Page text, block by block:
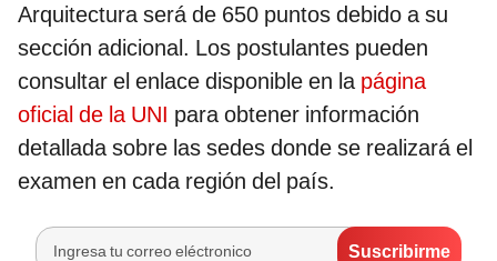
Arquitectura será de 650 puntos debido a su
sección adicional. Los postulantes pueden
consultar el enlace disponible en la página
oficial de la UNI para obtener información
detallada sobre las sedes donde se realizará el
examen en cada región del país.